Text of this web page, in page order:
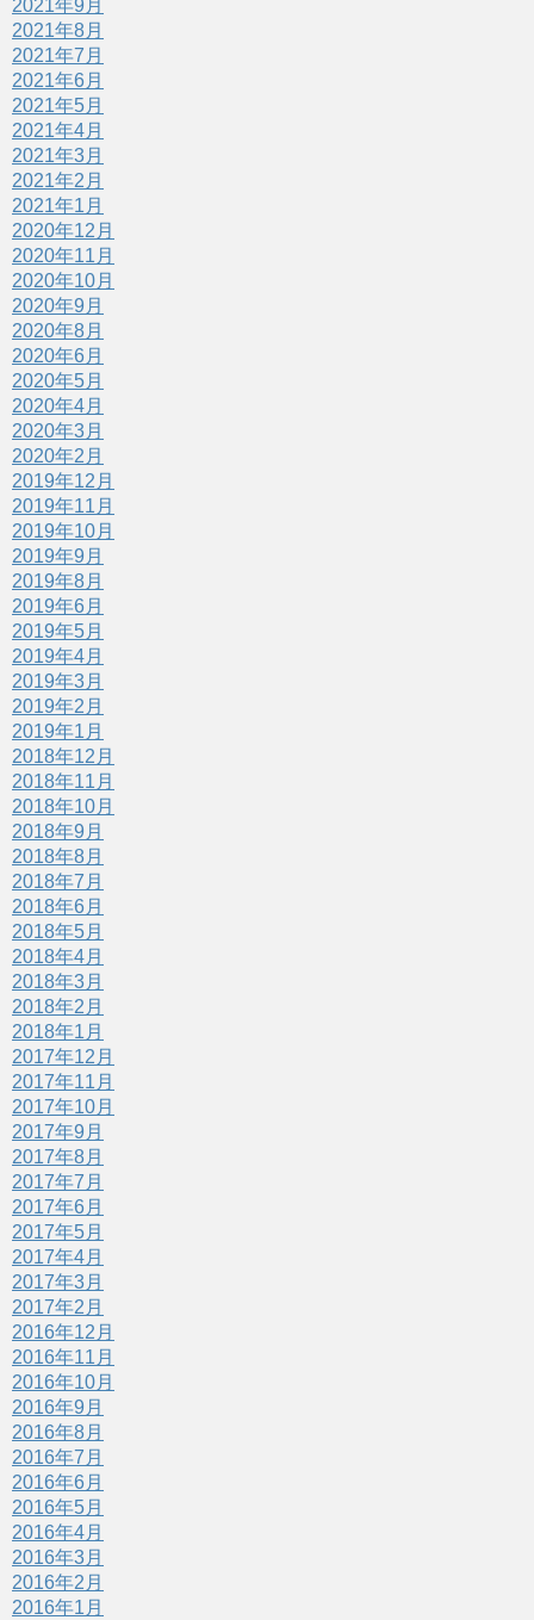
2021年9月
2021年8月
2021年7月
2021年6月
2021年5月
2021年4月
2021年3月
2021年2月
2021年1月
2020年12月
2020年11月
2020年10月
2020年9月
2020年8月
2020年6月
2020年5月
2020年4月
2020年3月
2020年2月
2019年12月
2019年11月
2019年10月
2019年9月
2019年8月
2019年6月
2019年5月
2019年4月
2019年3月
2019年2月
2019年1月
2018年12月
2018年11月
2018年10月
2018年9月
2018年8月
2018年7月
2018年6月
2018年5月
2018年4月
2018年3月
2018年2月
2018年1月
2017年12月
2017年11月
2017年10月
2017年9月
2017年8月
2017年7月
2017年6月
2017年5月
2017年4月
2017年3月
2017年2月
2016年12月
2016年11月
2016年10月
2016年9月
2016年8月
2016年7月
2016年6月
2016年5月
2016年4月
2016年3月
2016年2月
2016年1月